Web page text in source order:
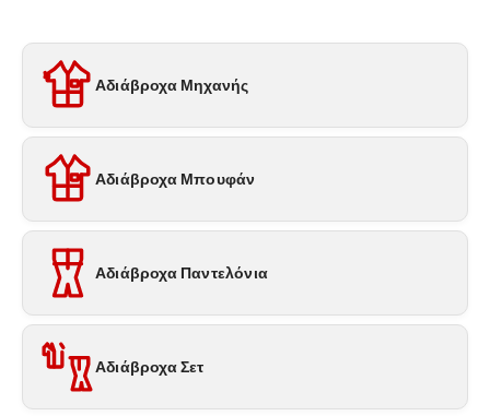
Αδιάβροχα Μηχανής
Αδιάβροχα Μπουφάν
Αδιάβροχα Παντελόνια
Αδιάβροχα Σετ